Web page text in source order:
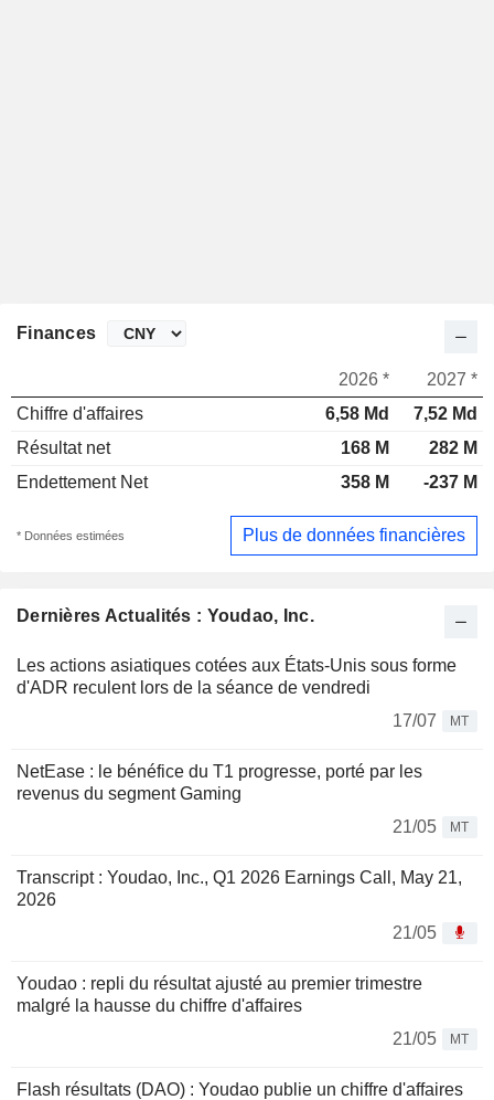
Dernières Actualités : Youdao, Inc.
Les actions asiatiques cotées aux États-Unis sous forme
d'ADR reculent lors de la séance de vendredi
17/07
MT
NetEase : le bénéfice du T1 progresse, porté par les
revenus du segment Gaming
21/05
MT
Transcript : Youdao, Inc., Q1 2026 Earnings Call, May 21,
2026
21/05
Youdao : repli du résultat ajusté au premier trimestre
malgré la hausse du chiffre d'affaires
21/05
MT
Flash résultats (DAO) : Youdao publie un chiffre d'affaires
Finances
2026 *
2027 *
Chiffre d'affaires
6,58 Md
7,52 Md
Résultat net
168 M
282 M
Endettement Net
358 M -237 M
* Données estimées Plus de données financières